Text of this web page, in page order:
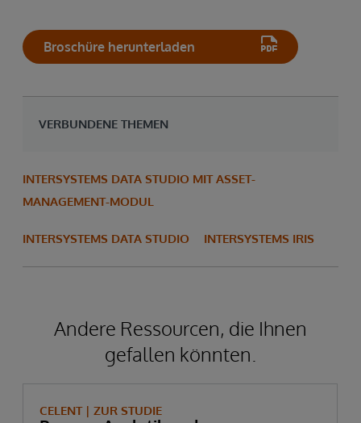
Broschüre herunterladen
VERBUNDENE THEMEN
INTERSYSTEMS DATA STUDIO MIT ASSET-
MANAGEMENT-MODUL
INTERSYSTEMS DATA STUDIO INTERSYSTEMS IRIS
Andere Ressourcen, die Ihnen
gefallen könnten.
CELENT | ZUR STUDIE